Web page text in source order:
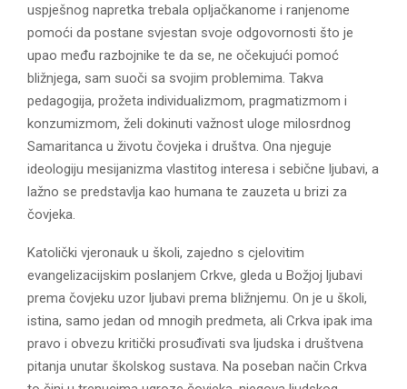
uspješnog napretka trebala opljačkanome i ranjenome
pomoći da postane svjestan svoje odgovornosti što je
upao među razbojnike te da se, ne očekujući pomoć
bližnjega, sam suoči sa svojim problemima. Takva
pedagogija, prožeta individualizmom, pragmatizmom i
konzumizmom, želi dokinuti važnost uloge milosrdnog
Samaritanca u životu čovjeka i društva. Ona njeguje
ideologiju mesijanizma vlastitog interesa i sebične ljubavi, a
lažno se predstavlja kao humana te zauzeta u brizi za
čovjeka.
Katolički vjeronauk u školi, zajedno s cjelovitim
evangelizacijskim poslanjem Crkve, gleda u Božjoj ljubavi
prema čovjeku uzor ljubavi prema bližnjemu. On je u školi,
istina, samo jedan od mnogih predmeta, ali Crkva ipak ima
pravo i obvezu kritički prosuđivati sva ljudska i društvena
pitanja unutar školskog sustava. Na poseban način Crkva